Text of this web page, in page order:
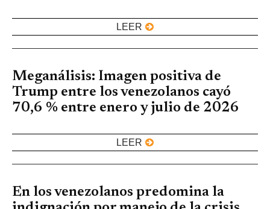
LEER
Meganálisis: Imagen positiva de
Trump entre los venezolanos cayó
70,6 % entre enero y julio de 2026
LEER
En los venezolanos predomina la